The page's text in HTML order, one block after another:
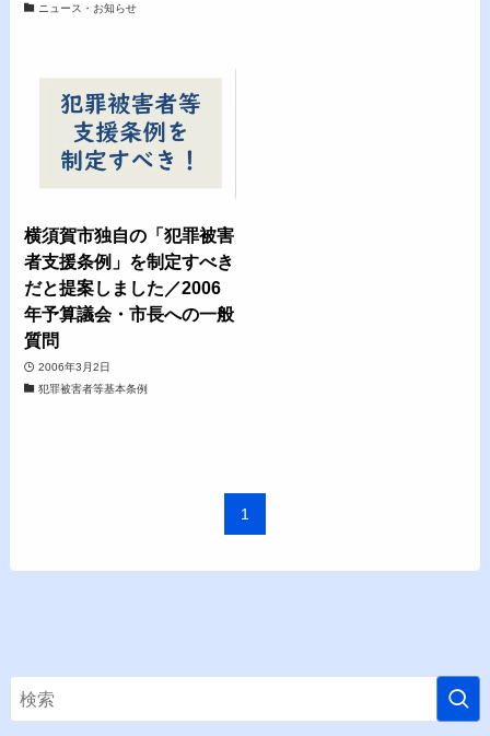
ニュース・お知らせ
横須賀市独自の「犯罪被害
者支援条例」を制定すべき
だと提案しました／2006
年予算議会・市長への一般
質問
2006年3月2日
犯罪被害者等基本条例
1